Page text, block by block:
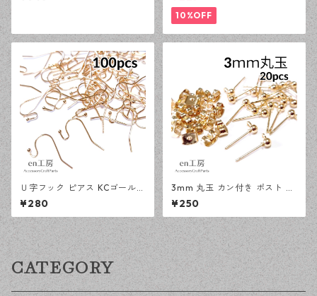
10%OFF
Ｕ字フック ピアス KCゴールド
100ピース 釣針型 大容量 プチ
プラパーツ 【en工房】
¥280
3mm 丸玉 カン付き ポスト ピ
アス KCゴールド 20ピース 金
属キャッチ ピアスパーツ 【en
工房】
¥250
CATEGORY